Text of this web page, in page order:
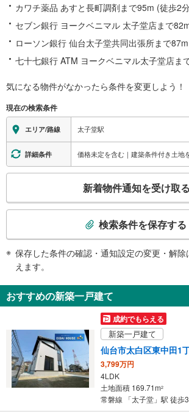
カワチ薬品 あすと長町調剤まで95m (徒歩2
セブン銀行 ヨークベニマル 太子堂店まで
ローソン銀行 仙台太子堂共同出張所まで
七十七銀行 ATM ヨークベニマル太子堂店ま
気になる物件がなかったら条件を変更しよう！
現在の検索条件
エリア/路線 太子堂駅
詳細条件 価格未定を含む｜建築条件付き土地
検
知
を
け
取
る
・
条
新着物件通知を受け取る
検索条件を保存する
保存した条件の確認・通知設定の変更・解除
えます。
おすすめの新築一戸建て
成約でもらえる
新築一戸建て
仙台市太白区東中田1
3,799万円
4LDK
土地面積 169.71m2
常磐線 「太子堂」駅 徒歩